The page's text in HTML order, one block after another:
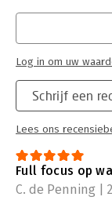
Schrijf een
Lees ons
Log in om uw
Full focus op
C. de Penning |